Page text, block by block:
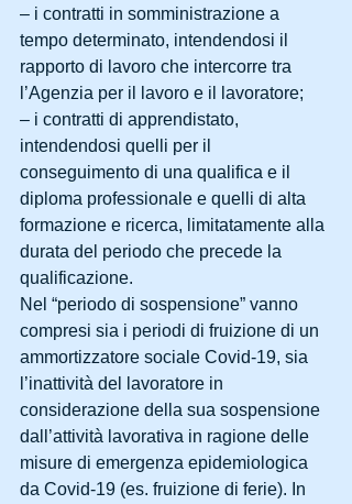
– i contratti in somministrazione a
tempo determinato, intendendosi il
rapporto di lavoro che intercorre tra
l’Agenzia per il lavoro e il lavoratore;
– i contratti di apprendistato,
intendendosi quelli per il
conseguimento di una qualifica e il
diploma professionale e quelli di alta
formazione e ricerca, limitatamente alla
durata del periodo che precede la
qualificazione.
Nel “periodo di sospensione” vanno
compresi sia i periodi di fruizione di un
ammortizzatore sociale Covid-19, sia
l’inattività del lavoratore in
considerazione della sua sospensione
dall’attività lavorativa in ragione delle
misure di emergenza epidemiologica
da Covid-19 (es. fruizione di ferie). In